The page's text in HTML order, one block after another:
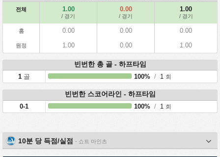
전체 1.00
/ 경기
0.00
/ 경기
1.00
/ 경기
홈 0.00 0.00 0.00
원정 1.00 0.00 1.00
빈번한 총 골 - 하프타임
1 골 100% /1 회
빈번한 스코어라인 - 하프타임
0-1 100% /1 회
10분 당 득점/실점- 쇼트 마인츠